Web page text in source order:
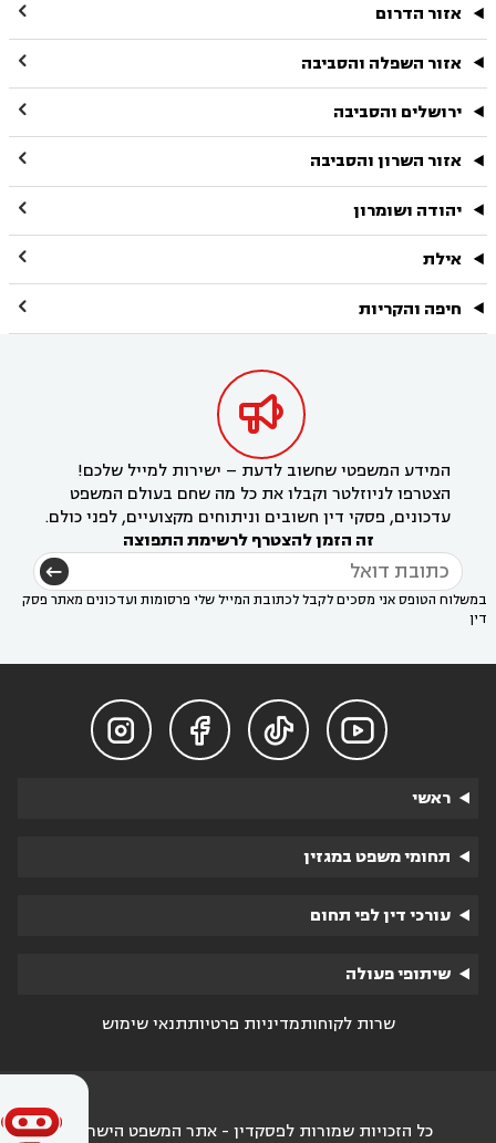
אזור הדרום 
אזור השפלה והסביבה 
ירושלים והסביבה 
אזור השרון והסביבה 
יהודה ושומרון 
אילת 
חיפה והקריות 

המידע המשפטי שחשוב לדעת – ישירות למייל שלכם!
הצטרפו לניוזלטר וקבלו את כל מה שחם בעולם המשפט
עדכונים, פסקי דין חשובים וניתוחים מקצועיים, לפני כולם.
זה הזמן להצטרף לרשימת התפוצה
במשלוח הטופס אני מסכים לקבל לכתובת המייל שלי פרסומות ועדכונים מאתר פסק
דין




ראשי
תחומי משפט במגזין
עורכי דין לפי תחום
שיתופי פעולה
שרות לקוחותמדיניות פרטיותתנאי שימוש
כל הזכויות שמורות לפסקדין - אתר המשפט הישראלי